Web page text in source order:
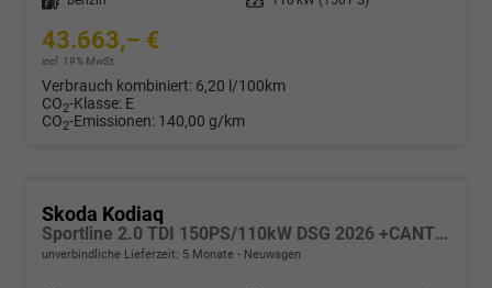
43.663,– €
incl. 19% MwSt.
Verbrauch kombiniert: 6,20 l/100km
CO2-Klasse: E
CO2-Emissionen: 140,00 g/km
Skoda Kodiaq
Sportline 2.0 TDI 150PS/110kW DSG 2026 +CANTON+CONVENIENCE PLUS+PERFORMANCE+AKUSTIK
unverbindliche Lieferzeit: 5 Monate Neuwagen